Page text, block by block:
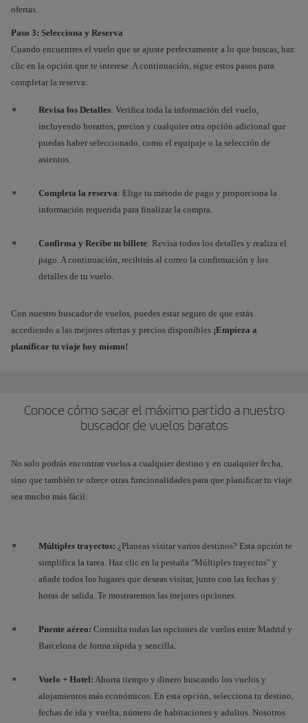
ofertas.
Paso 3: Selecciona y Reserva
Cuando encuentres el vuelo que se ajuste perfectamente a lo que buscas, haz
clic en la opción que te interese. A continuación, sigue estos pasos para
completar la reserva:
Revisa los Detalles: Verifica toda la información del vuelo,
incluyendo horarios, precios y cualquier otra opción adicional que
puedas haber seleccionado, como el equipaje o la selección de
asientos.
Completa la reserva: Elige tu método de pago y proporciona la
información requerida para finalizar la compra.
Confirma y Recibe tu billete: Revisa todos los detalles y realiza el
pago. A continuación, recibirás al correo la confirmación y los
detalles de tu vuelo.
Con nuestro buscador de vuelos, puedes estar seguro de que estás
accediendo a las mejores ofertas y precios disponibles ¡Empieza a
planificar tu viaje hoy mismo!
Conoce cómo sacar el máximo partido a nuestro
buscador de vuelos baratos
No solo podrás encontrar vuelos a cualquier destino y en cualquier fecha,
sino que también te ofrece otras funcionalidades para que planificar tu viaje
sea mucho más fácil:
Múltiples trayectos: ¿Planeas visitar varios destinos? Esta opción te
simplifica la tarea. Haz clic en la pestaña "Múltiples trayectos" y
añade todos los lugares que deseas visitar, junto con las fechas y
horas de salida. Te mostraremos las mejores opciones.
Puente aéreo: Consulta todas las opciones de vuelos entre Madrid y
Barcelona de forma rápida y sencilla.
Vuelo + Hotel: Ahorra tiempo y dinero buscando los vuelos y
alojamientos más económicos. En esta opción, selecciona tu destino,
fechas de ida y vuelta, número de habitaciones y adultos. Nosotros